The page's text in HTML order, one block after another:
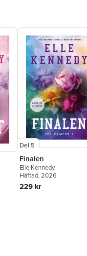
Del 5
Finalen
Elle Kennedy
Häftad, 2026
229 kr